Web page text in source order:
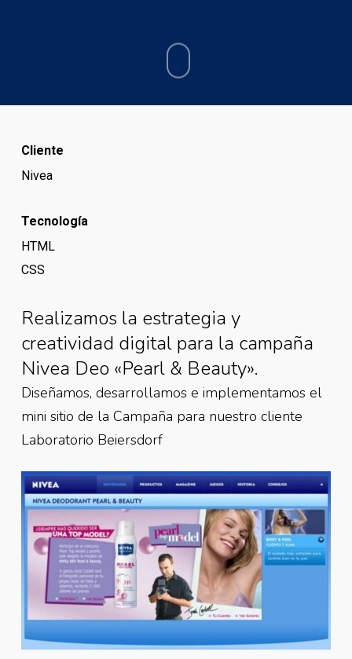
Cliente
Nivea
Tecnología
HTML
CSS
Realizamos la estrategia y
creatividad digital para la campaña
Nivea Deo «Pearl & Beauty».
Diseñamos, desarrollamos e implementamos el
mini sitio de la Campaña para nuestro cliente
Laboratorio Beiersdorf